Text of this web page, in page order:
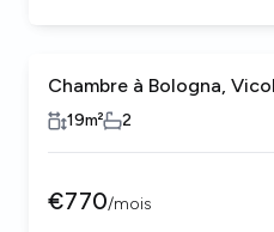
Chambre à Bologna,
19m² 2
€770/mois